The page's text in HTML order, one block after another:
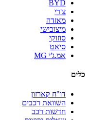
BYD
צ'רי
מאזדה
מיצובישי
סוזוקי
סיאט
אמ.ג'י MG
כלים
דו"ח קארזון
השוואת רכבים
חדשות רכב